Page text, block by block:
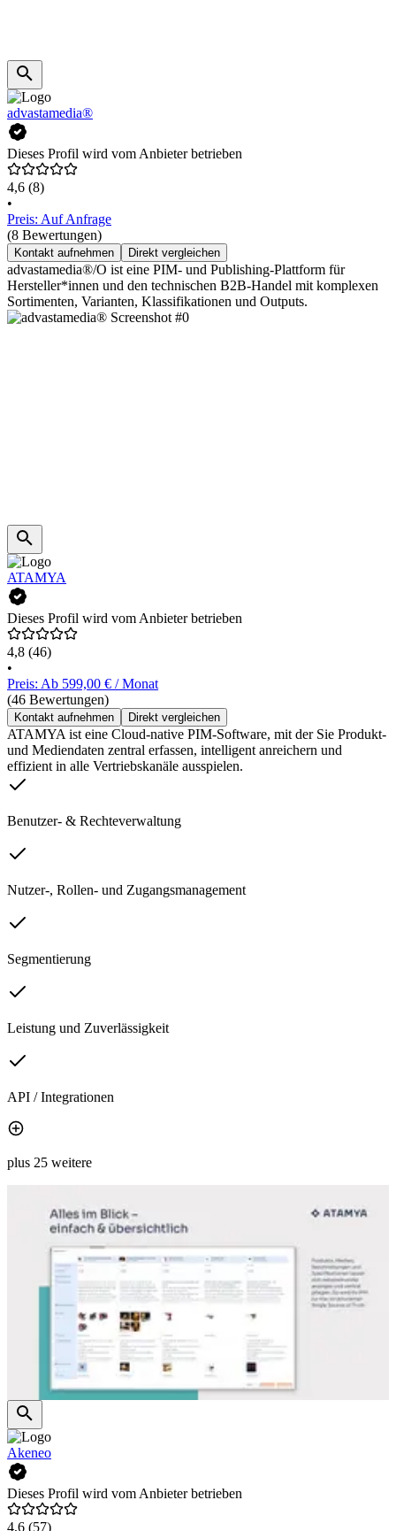
advastamedia®
Dieses Profil wird vom Anbieter betrieben
4,6 (8)
•
Preis: Auf Anfrage
(8 Bewertungen)
Kontakt aufnehmen Direkt vergleichen
advastamedia®/O ist eine PIM- und Publishing-Plattform für
Hersteller*innen und den technischen B2B-Handel mit komplexen
Sortimenten, Varianten, Klassifikationen und Outputs.
ATAMYA
Dieses Profil wird vom Anbieter betrieben
4,8 (46)
•
Preis: Ab 599,00 € / Monat
(46 Bewertungen)
Kontakt aufnehmen Direkt vergleichen
ATAMYA ist eine Cloud-native PIM-Software, mit der Sie Produkt-
und Mediendaten zentral erfassen, intelligent anreichern und
effizient in alle Vertriebskanäle ausspielen.
Benutzer- & Rechteverwaltung
Nutzer-, Rollen- und Zugangsmanagement
Segmentierung
Leistung und Zuverlässigkeit
API / Integrationen
plus 25 weitere
Akeneo
Dieses Profil wird vom Anbieter betrieben
4,6 (57)